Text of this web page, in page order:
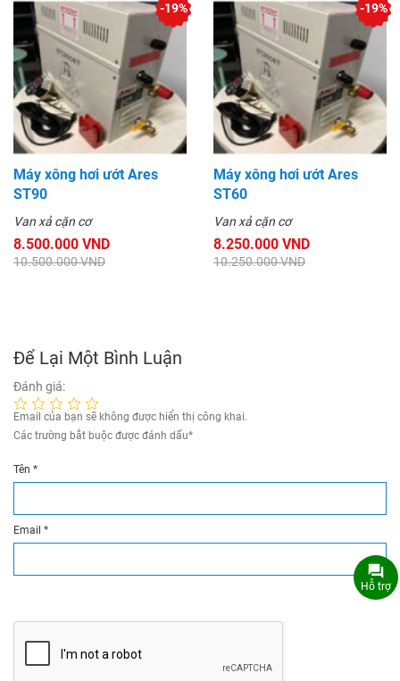
Máy xông hơi ướt Ares
ST90
Van xả cặn cơ
8.500.000 VND
10.500.000 VND
-19%
Máy xông hơi ướt Ares
ST60
Van xả cặn cơ
8.250.000 VND
10.250.000 VND
-19%
Để Lại Một Bình Luận
Đánh giá:
Email của bạn sẽ không được hiển thị công khai.
Các trường bắt buộc được đánh dấu*
Tên *
Email *
Hỗ trợ